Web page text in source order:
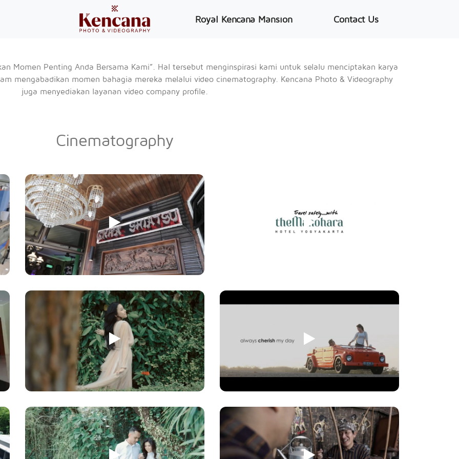
Royal Kencana Mansion Contact Us
Momen Penting Anda Bersama Kami”. Hal tersebut menginspirasi kami untuk selalu menciptakan karya
mengabadikan momen bahagia mereka melalui video cinematography. Kencana Photo & Videography
juga menyediakan layanan video company profile.
Cinematography